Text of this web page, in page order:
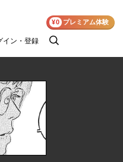
イン・登録
検
¥0 プレミアム体験